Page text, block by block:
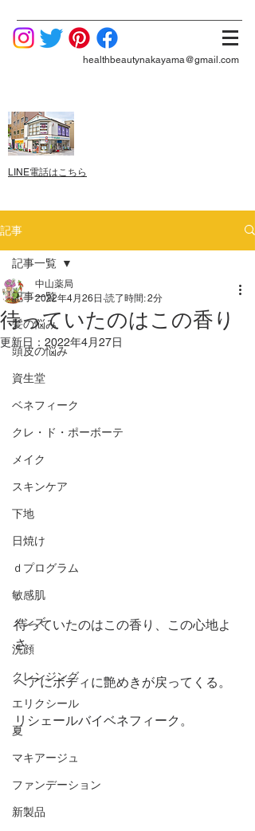
healthbeautynakayama@gmail.com
LINE電話はこちら
記事
記事一覧
髪の悩み
頭皮の悩み
資生堂
ベネフィーク
クレ・ド・ポーボーテ
メイク
スキンケア
下地
日焼け
ｄプログラム
敏感肌
メンズ
洗顔
クレンジング
エリクシール
夏
マキアージュ
ファンデーション
新製品
記事一覧
待っていたのはこの香り
中山薬局
2022年4月26日 読了時間: 2分
更新日： 2022年4月27日
待っていたのはこの香り、この心地よ
さ。
ヘアにボディに艶めきが戻ってくる。
リシェールバイベネフィーク。